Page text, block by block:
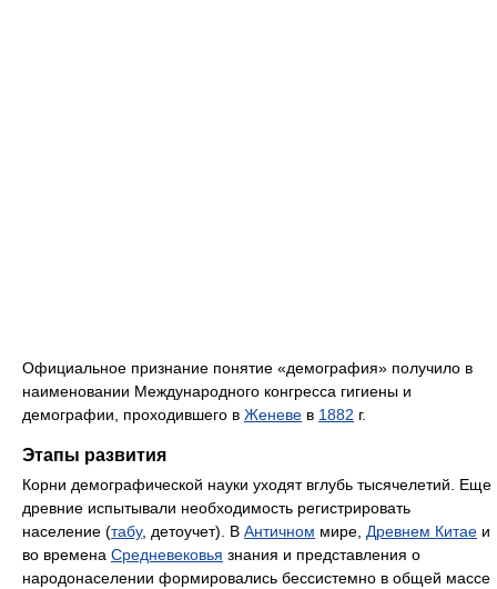
Официальное признание понятие «демография» получило в
наименовании Международного конгресса гигиены и
демографии, проходившего в Женеве в 1882 г.
Этапы развития
Корни демографической науки уходят вглубь тысячелетий. Еще
древние испытывали необходимость регистрировать
население (табу, детоучет). В Античном мире, Древнем Китае и
во времена Средневековья знания и представления о
народонаселении формировались бессистемно в общей массе